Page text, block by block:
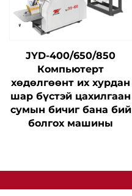
JYD-400/650/850
Компьютерт
хөдөлгөөнт их хурдан
шар бүстэй цахилгаан
сумын бичиг бана бий
болгох машины